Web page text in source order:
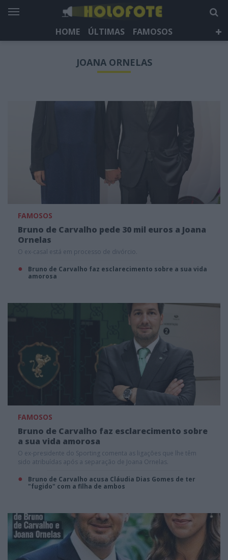
HOME ÚLTIMAS
FAMOSOS
HOLOFOTE TV
NEWSLETTER
JOANA ORNELAS
FAMOSOS
Bruno de Carvalho pede 30 mil euros a Joana
Ornelas
O ex-casal está em processo de divórcio.
Bruno de Carvalho faz esclarecimento sobre a sua vida
amorosa
FAMOSOS
Bruno de Carvalho faz esclarecimento sobre
a sua vida amorosa
O ex-presidente do Sporting comenta as ligações que lhe têm
sido atribuídas após a separação de Joana Ornelas.
Bruno de Carvalho acusa Cláudia Dias Gomes de ter
"fugido" com a filha de ambos